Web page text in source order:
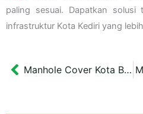
paling sesuai. Dapatkan solusi
infrastruktur Kota Kediri yang
Prev Manhole Cover Kota Balikpapan